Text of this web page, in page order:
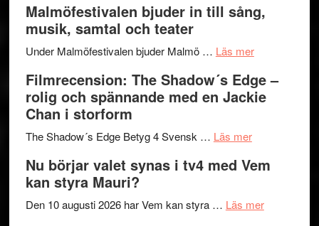
terräng
på
Endre,
Roland
Pöntinen
Artipelag
Malmöfestivalen bjuder in till sång,
musik, samtal och teater
Under Malmöfestivalen bjuder Malmö … Läs merom
bjuder
in
samtal
teater
Filmrecension: The Shadow´s Edge –
rolig och spännande med en Jackie
Chan i storform
The Shadow´s Edge Betyg 4 Svensk … Läs merom
The
´s
Nu börjar valet synas i tv4 med Vem
kan styra Mauri?
Den 10 augusti 2026 har Vem kan styra … Läs merom